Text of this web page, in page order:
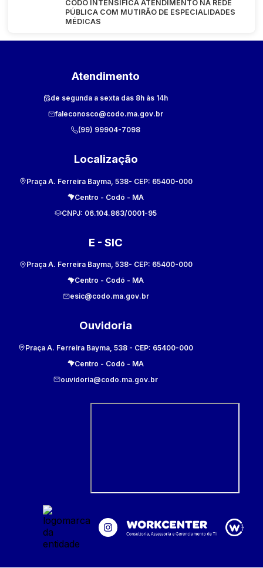
CODÓ INTENSIFICA ATENDIMENTO NA REDE
PÚBLICA COM MUTIRÃO DE ESPECIALIDADES
MÉDICAS
Atendimento
de segunda a sexta das 8h às 14h
faleconosco@codo.ma.gov.br
(99) 99904-7098
Localização
Praça A. Ferreira Bayma, 538- CEP: 65400-000
Centro - Codó - MA
CNPJ: 06.104.863/0001-95
E - SIC
Praça A. Ferreira Bayma, 538- CEP: 65400-000
Centro - Codó - MA
esic@codo.ma.gov.br
Ouvidoria
Praça A. Ferreira Bayma, 538 - CEP: 65400-000
Centro - Codó - MA
ouvidoria@codo.ma.gov.br